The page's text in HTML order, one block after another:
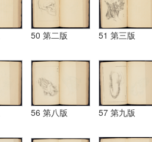
50 第二版 51 第三版
56 第八版 57 第九版